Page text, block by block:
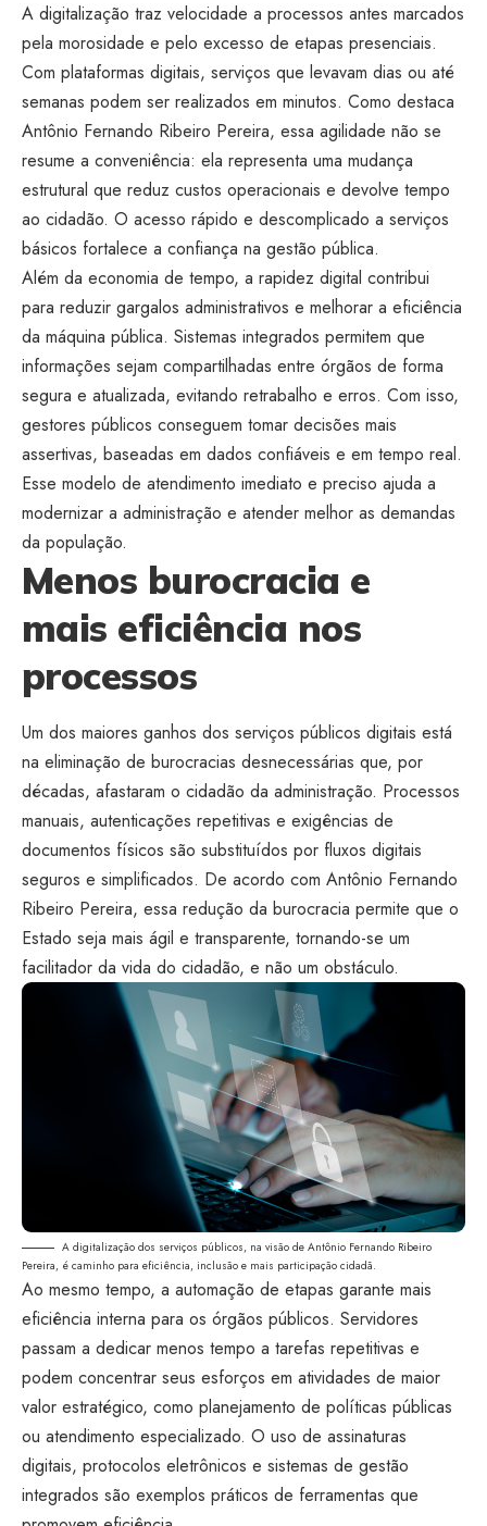
A digitalização traz velocidade a processos antes marcados
pela morosidade e pelo excesso de etapas presenciais.
Com plataformas digitais, serviços que levavam dias ou até
semanas podem ser realizados em minutos. Como destaca
Antônio Fernando Ribeiro Pereira, essa agilidade não se
resume a conveniência: ela representa uma mudança
estrutural que reduz custos operacionais e devolve tempo
ao cidadão. O acesso rápido e descomplicado a serviços
básicos fortalece a confiança na gestão pública.
Além da economia de tempo, a rapidez digital contribui
para reduzir gargalos administrativos e melhorar a eficiência
da máquina pública. Sistemas integrados permitem que
informações sejam compartilhadas entre órgãos de forma
segura e atualizada, evitando retrabalho e erros. Com isso,
gestores públicos conseguem tomar decisões mais
assertivas, baseadas em dados confiáveis e em tempo real.
Esse modelo de atendimento imediato e preciso ajuda a
modernizar a administração e atender melhor as demandas
da população.
Menos burocracia e
mais eficiência nos
processos
Um dos maiores ganhos dos serviços públicos digitais está
na eliminação de burocracias desnecessárias que, por
décadas, afastaram o cidadão da administração. Processos
manuais, autenticações repetitivas e exigências de
documentos físicos são substituídos por fluxos digitais
seguros e simplificados. De acordo com Antônio Fernando
Ribeiro Pereira, essa redução da burocracia permite que o
Estado seja mais ágil e transparente, tornando-se um
facilitador da vida do cidadão, e não um obstáculo.
A digitalização dos serviços públicos, na visão de Antônio Fernando Ribeiro
Pereira, é caminho para eficiência, inclusão e mais participação cidadã.
Ao mesmo tempo, a automação de etapas garante mais
eficiência interna para os órgãos públicos. Servidores
passam a dedicar menos tempo a tarefas repetitivas e
podem concentrar seus esforços em atividades de maior
valor estratégico, como planejamento de políticas públicas
ou atendimento especializado. O uso de assinaturas
digitais, protocolos eletrônicos e sistemas de gestão
integrados são exemplos práticos de ferramentas que